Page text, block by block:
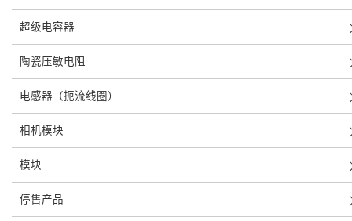
超级电容器
陶瓷压敏电阻
电感器（扼流线圈）
相机模块
模块
停售产品